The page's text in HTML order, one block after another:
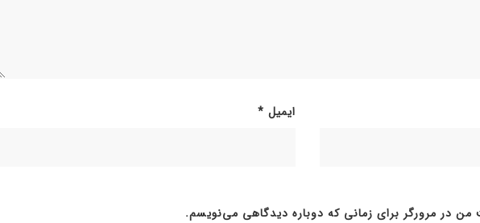
ایمیل *
من در مرورگر برای زمانی که دوباره دیدگاهی می‌نویسم.